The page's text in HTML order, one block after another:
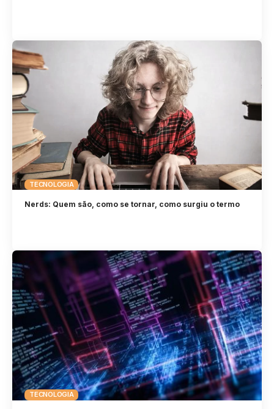
TECNOLOGIA
Nerds: Quem são, como se tornar, como surgiu o termo
TECNOLOGIA